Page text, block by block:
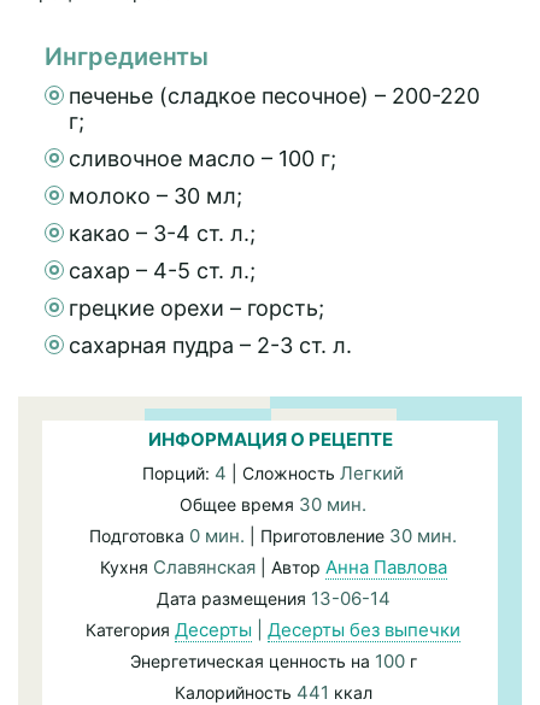
Ингредиенты
печенье (сладкое песочное) – 200-220
г;
сливочное масло – 100 г;
молоко – 30 мл;
какао – 3-4 ст. л.;
сахар – 4-5 ст. л.;
грецкие орехи – горсть;
сахарная пудра – 2-3 ст. л.
ИНФОРМАЦИЯ О РЕЦЕПТЕ
Порций: 4 | Сложность Легкий
Общее время 30 мин.
Подготовка 0 мин. | Приготовление 30 мин.
Кухня Славянская| Автор Анна Павлова
Дата размещения 13-06-14
Категория Десерты Десерты без выпечки
Энергетическая ценность на 100г
Калорийность 441 ккал